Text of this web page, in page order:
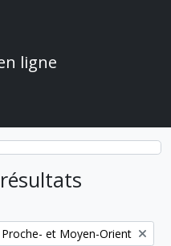
ligne
et Moyen-Orient